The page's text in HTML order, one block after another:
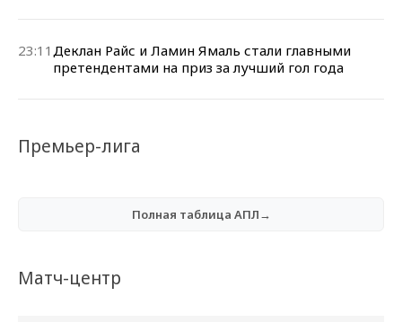
23:11 Деклан Райс и Ламин Ямаль стали главными
претендентами на приз за лучший гол года
Премьер-лига
Полная таблица АПЛ→
Матч-центр